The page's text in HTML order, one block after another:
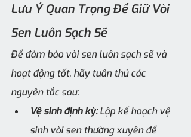
Lưu Ý Quan Trọng Để Giữ Vòi
Sen Luôn Sạch Sẽ
Để đảm bảo vòi sen luôn sạch sẽ và
hoạt động tốt, hãy tuân thủ các
nguyên tắc sau:
Vệ sinh định kỳ: Lập kế hoạch vệ
sinh vòi sen thường xuyên để